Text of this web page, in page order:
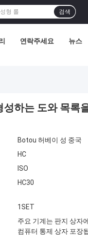
검색
연락주세요 뉴스
하는 도와 목록
Botou 허베이 성 중국
HC
ISO
HC30
1SET
주요 기계는 판지 상자
컴퓨터 통제 상자 포장